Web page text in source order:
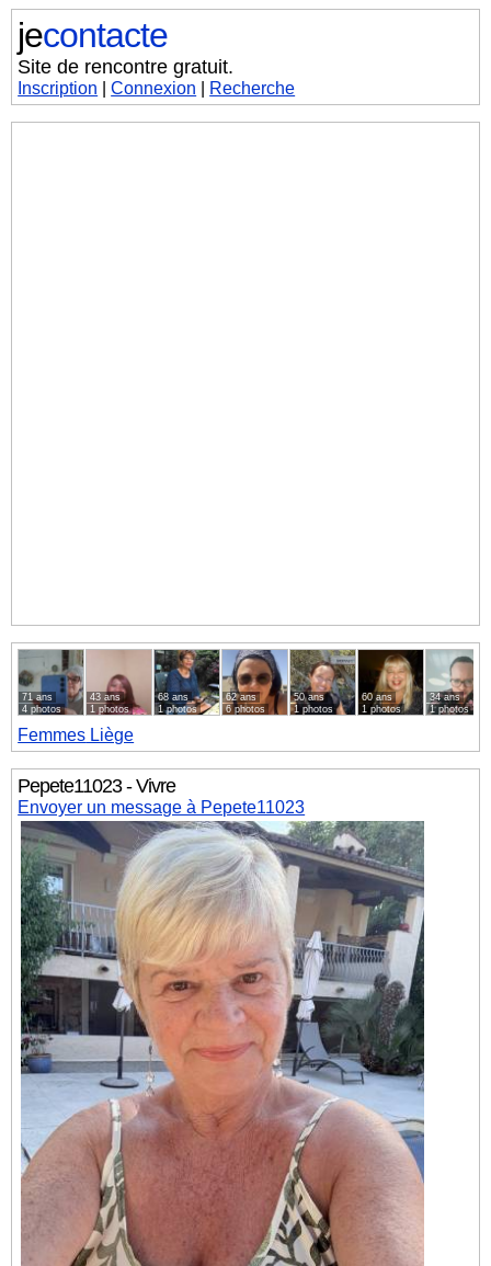
jecontacte
Site de rencontre gratuit.
Inscription |Connexion Recherche
71 ans
4 photos
43 ans
1 photos
68 ans
1 photos
62 ans
6 photos
50 ans
1 photos
60 ans
1 photos
34 ans
1 photos
Femmes Liège
Pepete11023 - Vivre
Envoyer un message à Pepete11023